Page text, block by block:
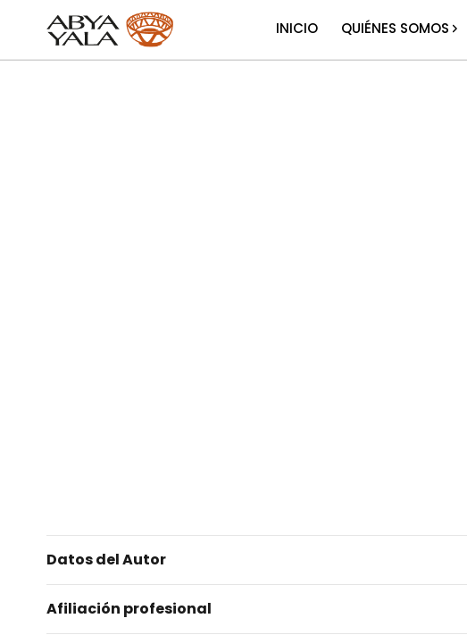
INICIO QUIÉNES SOMOS
Datos del Autor
Afiliación profesional